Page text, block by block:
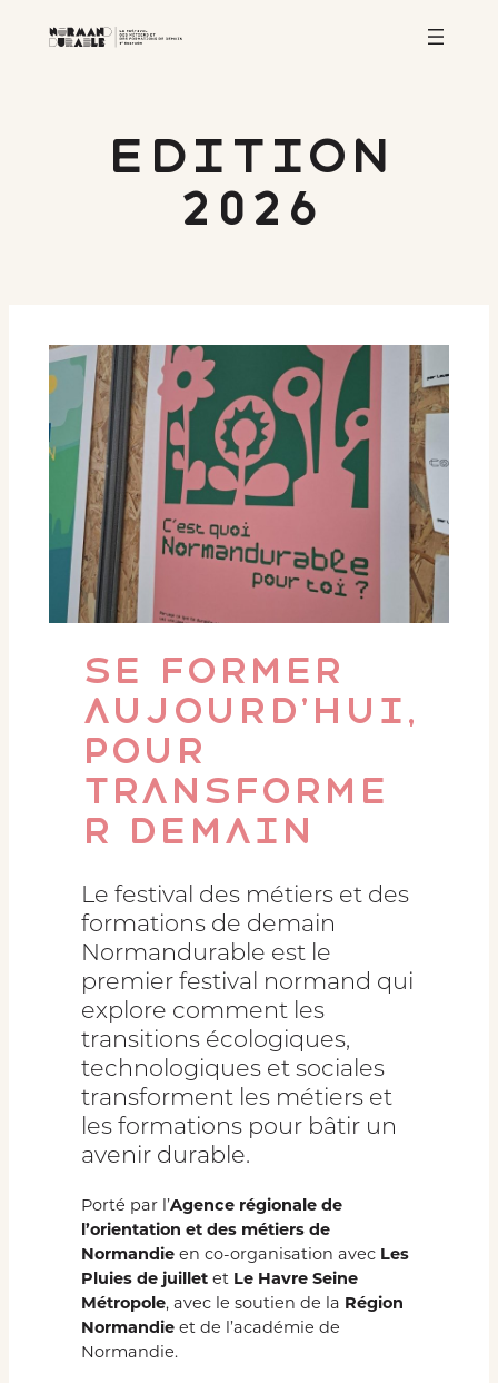
Aller
Edition
2026
se former
aujourd’hui,
pour
transforme
r demain
Le festival des métiers et des
formations de demain
Normandurable est le
premier festival normand qui
explore comment les
transitions écologiques,
technologiques et sociales
transforment les métiers et
les formations pour bâtir un
avenir durable.
Porté par l’Agence régionale de
l’orientation et des métiers de
Normandieen co-organisation avec Les
Pluies de juilletet Le Havre Seine
Métropole, avec le soutien de la Région
Normandieet de l’académie de
Normandie.